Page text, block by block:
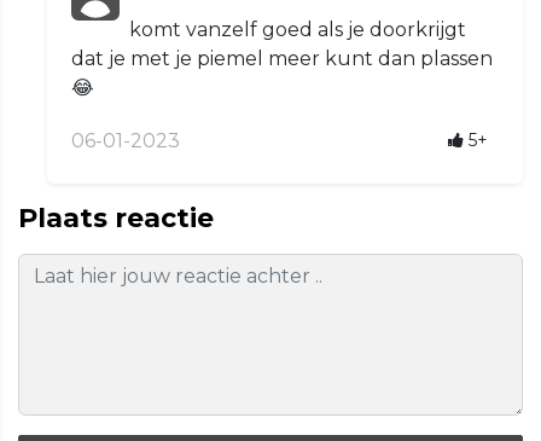
komt vanzelf goed als je doorkrijgt
dat je met je piemel meer kunt dan plassen
😂
06-01-2023 5+
Plaats reactie